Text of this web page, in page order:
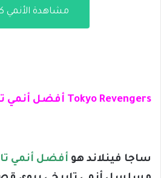
مشاهدة الأنمي
Tokyo Revengers أفضل أنمي تاريخي 2023:
ساجا فينلاند هو أفضل أنمي